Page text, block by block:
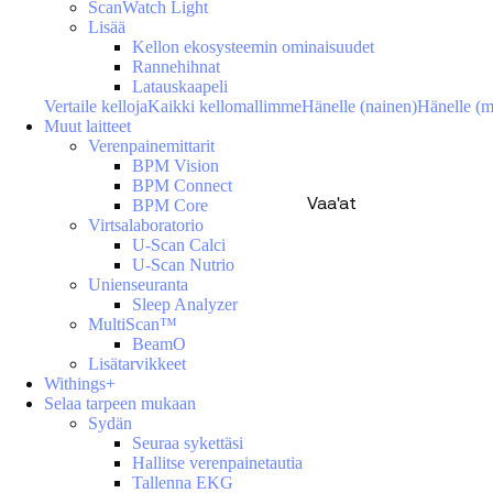
Vaa'at
ScanWatch Light
Lisää
Kellon ekosysteemin ominaisuudet
Rannehihnat
Latauskaapeli
Vertaile kellojaKaikki kellomallimmeHänelle (nainen)Hänelle
Muut laitteet
Verenpainemittarit
BPM Vision
BPM Connect
BPM Core
Virtsalaboratorio
U-Scan Calci
U-Scan Nutrio
Unienseuranta
Sleep Analyzer
MultiScan™
BeamO
Lisätarvikkeet
Withings+
Selaa tarpeen mukaan
Sydän
Seuraa sykettäsi
Hallitse verenpainetautia
Tallenna EKG